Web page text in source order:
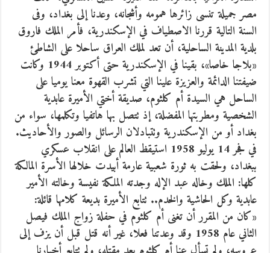
مصر جميلة تنسى زائرها همومه وأشجانه، وعدنا إلى بغداد، وفى
السنة التالية قررنا الاصطياف في الإسكندرية، فأمر الملك فاروق
بلدية المدينة الساحلية، أن تعد لملك العراق ساحلا على الشاطئ
«بلاجا خاصا»، بقينا في الإسكندرية حتى أكتوبر 1944 وكانت
ضيفتنا الدائمة والعزيزة علينا التي تشرب القهوة معنا يوميا على
الساحل هي السيدة أم كلثوم، صديقة أختي الأميرة عابدية
الشخصية ومطربتها المفضلة، إذ تتصل بها هاتفيا وتكلمها، سواء من
بغداد أو من الإسكندرية وتتبادلان الرسائل والصور والأحاديث.
في فجر 14 يوليو 1958 استيقظ العالم على انقلاب عسكري
ببغداد، ولحقت به ثورة شعبية عارمة أبيدت خلالها الأسرة المالكة
كلها: الملك وخاله عبد الإله وجدته الملكة نفيسة وخالته الأمير
عابدية وكل الحاشية والخدم.. تتابع الأميرة بديعة كلامها قائلة:
«كان من المقرر أن تغنى أم كلثوم في حفلة زواج الملك فيصل
الثاني عام 1958 وقد وعدتنا فعلا، غير أنه قتل قبل أن يزف إلى